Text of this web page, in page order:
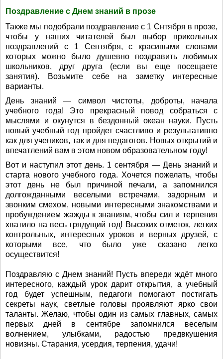
Поздравление с Днем знаний в прозе
Также мы подобрали поздравление с 1 Снтября в прозе,
чтобы у наших читателей был выбор прикольных
поздравлений с 1 Сентября, с красивыми словами
которых можно было душевно поздравить любимых
школьников, друг друга (если вы еще посещаете
занятия). Возьмите себе на заметку интересные
варианты.
День знаний — символ чистоты, доброты, начала
учебного года! Это прекрасный повод собраться с
мыслями и окунутся в бездонный океан науки. Пусть
новый учебный год пройдет счастливо и результативно
как для учеников, так и для педагогов. Новых открытий и
впечатлений вам в этом новом образовательном году!
Вот и наступил этот день. 1 сентября — День знаний и
старта нового учебного года. Хочется пожелать, чтобы
этот день не был причиной печали, а запомнился
долгожданными веселыми встречами, задорным и
звонким смехом, новыми интересными знакомствами и
пробуждением жажды к знаниям, чтобы сил и терпения
хватило на весь грядущий год! Высоких отметок, легких
контрольных, интересных уроков и верных друзей, с
которыми все, что было уже сказано легко
осуществится!
Поздравляю с Днем знаний! Пусть впереди ждёт много
интересного, каждый урок дарит открытия, а учебный
год будет успешным, педагоги помогают постигать
секреты наук, светлые головы проявляют ярко свои
таланты. Желаю, чтобы один из самых главных, самых
первых дней в сентябре запомнился веселым
волнением, улыбками, радостью предвкушения
новизны. Старания, усердия, терпения, удачи!